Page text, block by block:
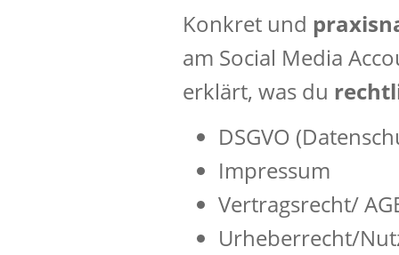
Konkret und
am Social Media
erklärt, was du
DSGVO
Impressum
Vertragsrecht/
Urheberrecht/